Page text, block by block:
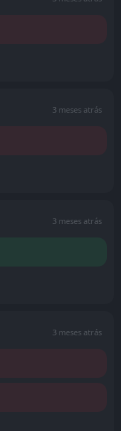
3 meses atrás
3 meses atrás
3 meses atrás